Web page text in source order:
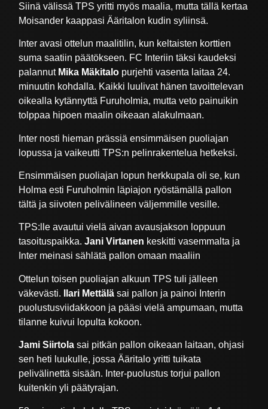
Siinä välissä TPS yritti myös maalia, mutta tällä kertaa
Moisander kaappasi Ääritalon kudin syliinsä.
Inter avasi ottelun maalitilin, kun keltaisten korttien
suma saatiin päätökseen. FC Interiin täksi kaudeksi
palannut Mika Mäkitalo purjehti vasenta laitaa 24.
minuutin kohdalla. Kaikki luulivat hänen tavoittelevan
oikealla kytännyttä Furuholmia, mutta veto painuikin
tolppaa hipoen maalin oikeaan alakulmaan.
Inter nosti hieman prässiä ensimmäisen puoliajan
lopussa ja vaikeutti TPS:n pelinrakentelua hetkeksi.
Ensimmäisen puoliajan lopun herkkupala oli se, kun
Holma esti Furuholmin läpiajon ryöstämällä pallon
tältä ja siivoten pelivälineen väljemmille vesille.
TPS:lle avautui vielä aivan avausjakson loppuun
tasoituspaikka. Jani Virtanen keskitti vasemmalta ja
Inter meinasi sählätä pallon omaan maaliin
Ottelun toisen puoliajan alkuun TPS tuli jälleen
väkevästi. Ilari Mettälä sai pallon ja painoi Interin
puolustusviidakkoon ja pääsi vielä ampumaan, mutta
tilanne kuivui lopulta kokoon.
Jami Siirtola sai pitkän pallon oikeaan laitaan, ohjasi
sen heti luukulle, jossa Ääritalo yritti tuikata
pelivälinettä sisään. Inter-puolustus torjui pallon
kuitenkin yli päätyrajan.